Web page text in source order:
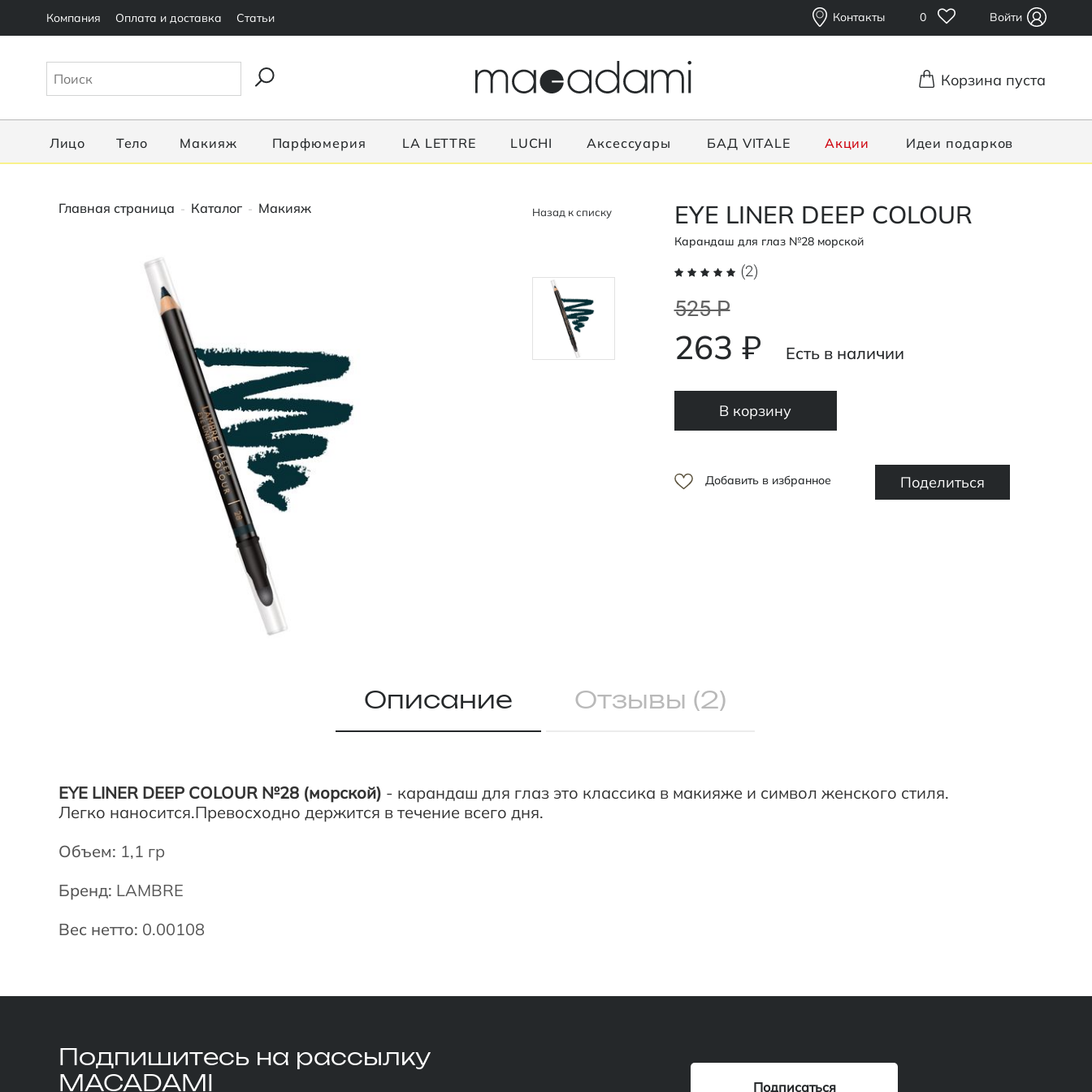
Компания Оплата и доставка Статьи Контакты 0 Войти
Корзина пуста
Лицо Тело Макияж Парфюмерия LA LETTRE LUCHI Аксессуары БАД VITALE Акции Идеи подарков
Главная страница - Каталог - Макияж Назад к списку EYE LINER DEEP COLOUR
Карандаш для глаз №28 морской
(2)
525 Р
263 ₽ Есть в наличии
В корзину
Добавить в избранное Поделиться
Описание Отзывы (2)
EYE LINER DEEP COLOUR №28 (морской) - карандаш для глаз это классика в макияже и символ женского стиля.
Легко наносится.Превосходно держится в течение всего дня.
Объем: 1,1 гр
Бренд: LAMBRE
Вес нетто: 0.00108
Подпишитесь на рассылку
MACADAMI